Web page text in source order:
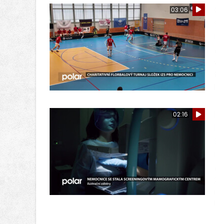
03:06
02:16